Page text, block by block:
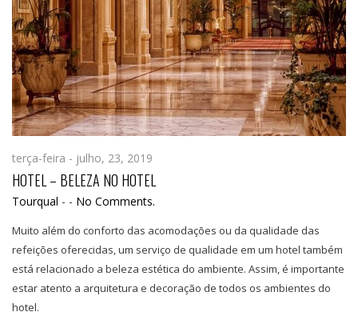
terça-feira - julho, 23, 2019
HOTEL – BELEZA NO HOTEL
Tourqual - - No Comments.
Muito além do conforto das acomodações ou da qualidade das
refeições oferecidas, um serviço de qualidade em um hotel também
está relacionado a beleza estética do ambiente. Assim, é importante
estar atento a arquitetura e decoração de todos os ambientes do
hotel.